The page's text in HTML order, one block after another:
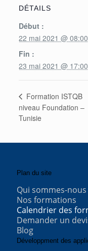
DÉTAILS
Début :
22 mai 2021 @ 08:00
Fin :
23 mai 2021 @ 17:00
Formation ISTQB
niveau Foundation –
Tunisie
Plan du site
Qui sommes-nous
Nos formations
Calendrier des
Demander un
Blog
Développment des